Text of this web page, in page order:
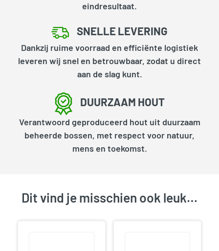
eindresultaat.
SNELLE LEVERING
Dankzij ruime voorraad en efficiënte logistiek
leveren wij snel en betrouwbaar, zodat u direct
aan de slag kunt.
DUURZAAM HOUT
Verantwoord geproduceerd hout uit duurzaam
beheerde bossen, met respect voor natuur,
mens en toekomst.
Dit vind je misschien ook leuk…